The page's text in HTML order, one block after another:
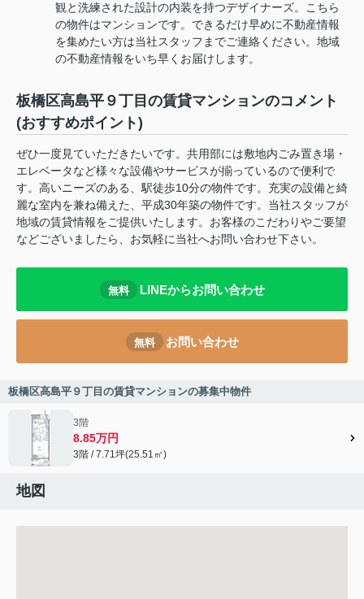
観と洗練された設計の内装を持つデザイナーズ。こちら
の物件はマンションです。できるだけ早めに不動産情報
を集めたい方は当社スタッフまでご連絡ください。地域
の不動産情報をいち早くお届けします。
板橋区高島平９丁目の賃貸マンションのコメント
(おすすめポイント)
ぜひ一度見ていただきたいです。共用部には敷地内ごみ置き場・
エレベータなど様々な設備やサービスが揃っているので便利で
す。高いニーズのある、駅徒歩10分の物件です。充実の設備と綺
麗な室内を兼ね備えた、平成30年築の物件です。当社スタッフが
地域の賃貸情報をご提供いたします。お客様のこだわりやご要望
などございましたら、お気軽に当社へお問い合わせ下さい。
無料 LINEからお問い合わせ
無料 お問い合わせ
板橋区高島平９丁目の賃貸マンションの募集中物件
3階
8.85万円
3階 / 7.71坪(25.51㎡)
地図